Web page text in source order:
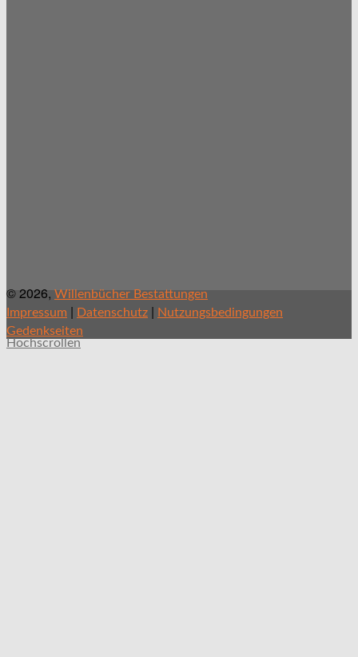
© 2026, Willenbücher Bestattungen
Impressum | Datenschutz | Nutzungsbedingungen
Gedenkseiten
Hochscrollen